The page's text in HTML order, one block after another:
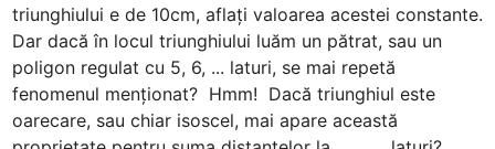
triunghiului e de 10cm, aflaţi valoarea acestei constante.
Dar dacă în locul triunghiului luăm un pătrat, sau un
poligon regulat cu 5, 6, ... laturi, se mai repetă
fenomenul menţionat?  Hmm!  Dacă triunghiul este
oarecare, sau chiar isoscel, mai apare această